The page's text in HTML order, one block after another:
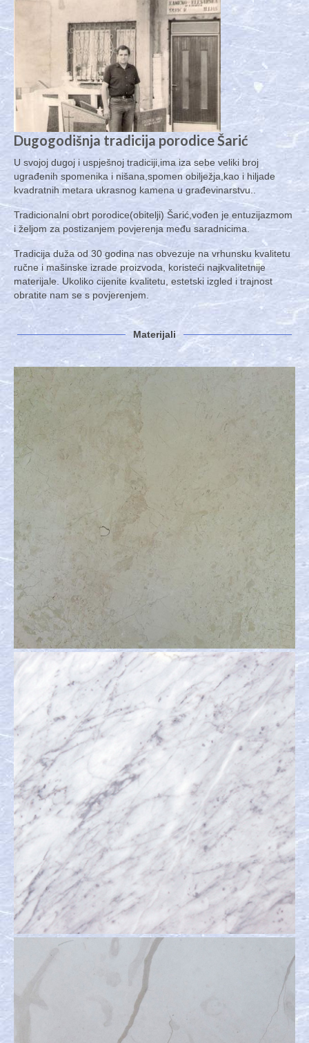
Dugogodišnja tradicija porodice Šarić
U svojoj dugoj i uspješnoj tradiciji,ima iza sebe veliki broj
ugrađenih spomenika i nišana,spomen obilježja,kao i hiljade
kvadratnih metara ukrasnog kamena u građevinarstvu..
Tradicionalni obrt porodice(obitelji) Šarić,vođen je entuzijazmom
i željom za postizanjem povjerenja među saradnicima.
Tradicija duža od 30 godina nas obvezuje na vrhunsku kvalitetu
ručne i mašinske izrade proizvoda, koristeći najkvalitetnije
materijale. Ukoliko cijenite kvalitetu, estetski izgled i trajnost
obratite nam se s povjerenjem.
Materijali